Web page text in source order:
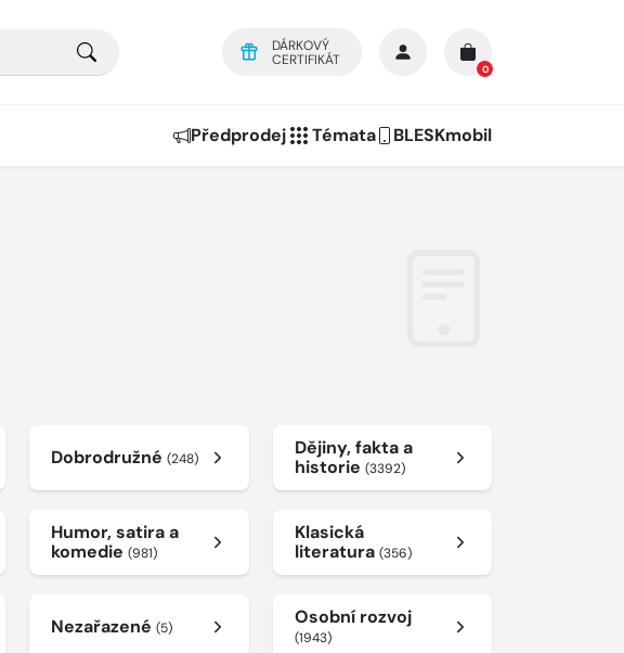
DÁRKOVÝ
CERTIFIKÁT
0
Předprodej Témata BLESKmobil
Dobrodružné(248)
Dějiny, fakta a
historie (3392)
Humor, satira a
komedie(981)
Klasická
literatura (356)
Nezařazené(5) Osobní rozvoj
(1943)